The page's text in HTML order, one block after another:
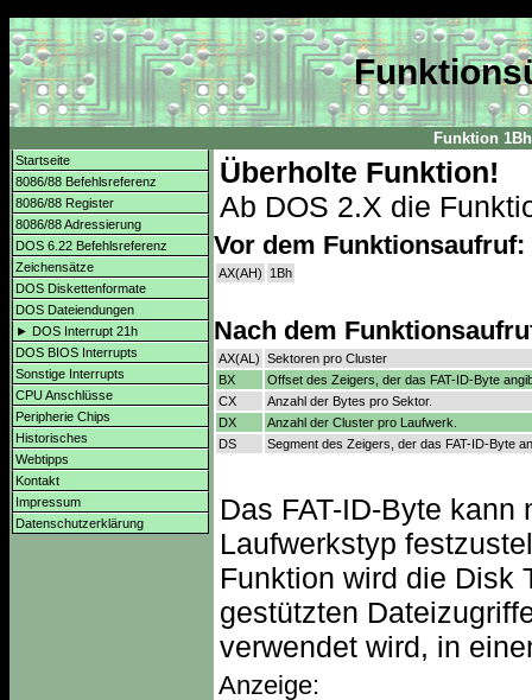
Funktion
Startseite
8086/88 Befehlsreferenz
8086/88 Register
8086/88 Adressierung
DOS 6.22 Befehlsreferenz
Zeichensätze
DOS Diskettenformate
DOS Dateiendungen
► DOS Interrupt 21h
DOS BIOS Interrupts
Sonstige Interrupts
CPU Anschlüsse
Peripherie Chips
Historisches
Webtipps
Kontakt
Impressum
Datenschutzerklärung
Überholte Funktion!
Ab DOS 2.X die
Vor dem Funktionsaufruf:
AX(AH) 1Bh
Nach dem
AX(AL) Sektoren pro Cluster
BX
Offset des Zeigers, der das FAT-ID-Byte
CX
Anzahl der Bytes pro Sektor.
DX
Anzahl der Cluster pro Laufwerk.
DS
Segment des Zeigers, der das FAT-ID-Byte
Das FAT-ID-Byte
Laufwerkstyp
Funktion wird die Disk
gestützten
verwendet wird, in
Anzeige: